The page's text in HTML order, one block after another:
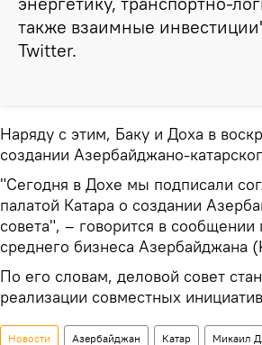
также взаимные
Twitter.
Наряду с этим, Баку и Доха в
создании Азербайджано-
"Сегодня в Дохе мы подписали
палатой Катара о создании
совета", – говорится в сообщении
среднего бизнеса Азербайджана
По его словам, деловой совет
реализации совместных
Новости Азербайджан Катар Микаил